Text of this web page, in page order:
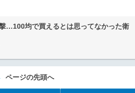
…100均で買えるとは思ってなかった衛
ページの先頭へ